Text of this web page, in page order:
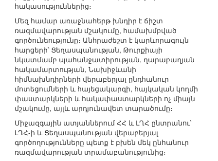
հակասություններից։
Մեզ համար առաջնահերթ խնդիր է ճիշտ
ռազմավարության մշակումը, համախմբված
գործունեությունը։ Անհրաժեշտ է կարևորագույն
հարցերի՝ Ցեղասպանության, Թուրքիայի
նկատմամբ պահանջատիրության, ղարաբաղյան
հակամարտության, Նախիջևանի
հիմնախնդիրների վերաբերյալ ընդհանուր
մոտեցումների և հայեցակարգի, հայկական կողմի
փաստարկների և հակափաստարկների ոչ միայն
մշակումը, այլև արդյունավետ տարածումը։
Միջազգային ատյաններում ՀՀ և ԼՂՀ ընտրանու՝
ԼՂՀ-ի և Ցեղասպանության վերաբերյալ
գործողությունները պետք է բխեն մեկ ընհանուր
ռազմավարության տրամաբանությունից։